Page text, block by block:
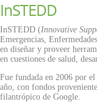
InSTEDD
InSTEDD (Innovative
Emergencias,
en diseñar y proveer
en cuestiones de salud,
Fue fundada en 2006 por
año, con fondos
filantrópico de Google.